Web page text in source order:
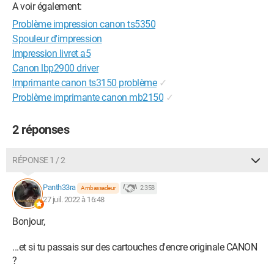
A voir également:
Problème impression canon ts5350
Spouleur d'impression
Impression livret a5
Canon lbp2900 driver
Imprimante canon ts3150 problème ✓
Problème imprimante canon mb2150 ✓
2 réponses
RÉPONSE 1 / 2
Panth33ra Ambassadeur 2 358
27 juil. 2022 à 16:48
Bonjour,
...et si tu passais sur des cartouches d'encre originale CANON
?